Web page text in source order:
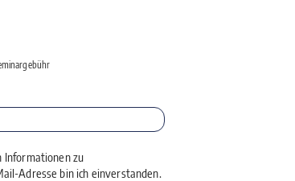
Informationen zu
Adresse bin ich einverstanden.